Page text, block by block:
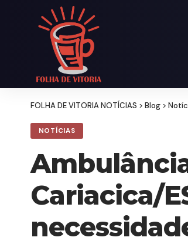
FOLHA DE VITORIA NOTÍCIAS > Blog >
NOTÍCIAS
Cariacica/